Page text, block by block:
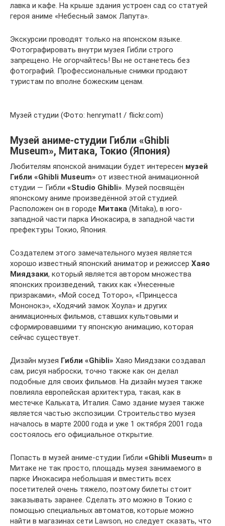
лавка и кафе. На крыше здания устроен сад со статуей
героя аниме «Небесный замок Лапута».
Экскурсии проводят только на японском языке.
Фотографировать внутри музея Гибли строго
запрещено. Не огорчайтесь! Вы не останетесь без
фотографий. Профессиональные снимки продают
туристам по вполне божеским ценам.
Музей студии (Фото: henrymatt / flickr.com)
Музей аниме-студии Гибли «Ghibli
Museum», Митака, Токио (Япония)
Любителям японской анимации будет интересен музей
Гибли «Ghibli Museum» от известной анимационной
студии — Гибли «Studio Ghibli». Музей посвящён
японскому аниме произведённой этой студией.
Расположен он в городе Митака (Mitaka), в юго-
западной части парка Инокасира, в западной части
префектуры Токио, Япония.
Создателем этого замечательного музея является
хорошо известный японский аниматор и режиссер Хаяо
Миядзаки, который является автором множества
японских произведений, таких как «Унесенные
призраками», «Мой сосед Тоторо», «Принцесса
Мононокэ», «Ходячий замок Хоула» и других
анимационных фильмов, ставших культовыми и
сформировавшими ту японскую анимацию, которая
сейчас существует.
Дизайн музея Гибли «Ghibli» Хаяо Миядзаки создавал
сам, рисуя наброски, точно также как он делал
подобные для своих фильмов. На дизайн музея также
повлияла европейская архитектура, такая, как в
местечке Кальката, Италия. Само здание музея также
является частью экспозиции. Строительство музея
началось в марте 2000 года и уже 1 октября 2001 года
состоялось его официальное открытие.
Попасть в музей аниме-студии Гибли «Ghibli Museum» в
Митаке не так просто, площадь музея занимаемого в
парке Инокасира небольшая и вместить всех
посетителей очень тяжело, поэтому билеты стоит
заказывать заранее. Сделать это можно в Токио с
помощью специальных автоматов, которые можно
найти в магазинах сети Lawson, но следует сказать, что